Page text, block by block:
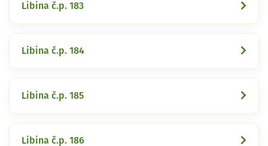
Libina č.p. 183
Libina č.p. 184
Libina č.p. 185
Libina č.p. 186